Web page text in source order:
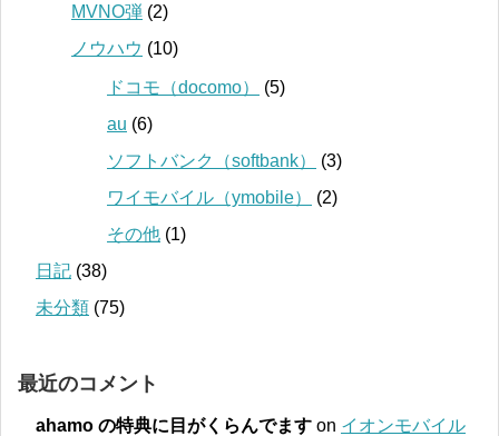
MVNO弾 (2)
ノウハウ (10)
ドコモ（docomo）
(5)
au (6)
ソフトバンク（softbank）
(3)
ワイモバイル（ymobile）
(2)
その他 (1)
日記 (38)
未分類 (75)
最近のコメント
ahamo の特典に目がくらんでます on イオンモバイル